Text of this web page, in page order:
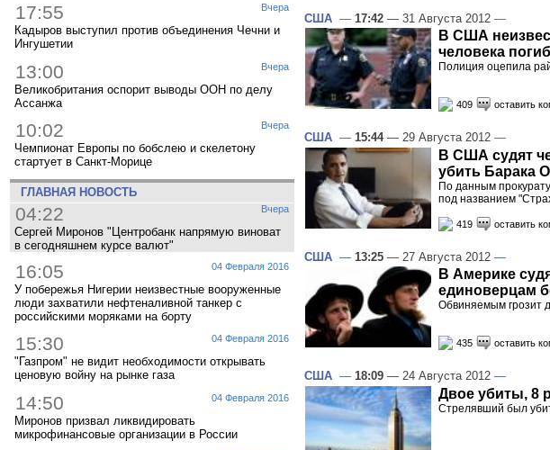
Вчера
17:55
Кадыров выступил против объединения Чечни и
Ингушетии
Вчера
13:00
Великобритания оспорит выводы ООН по делу
Ассанжа
Вчера
10:02
Чемпионат Европы по бобслею и скелетону
стартует в Санкт-Морице
ГЛАВНАЯ НОВОСТЬ
Вчера
04:22
Сергей Миронов "Центробанк напрямую виноват
в сегодняшнем курсе валют"
04 Февраля 2016
16:05
У побережья Нигерии неизвестные вооруженные
люди захватили нефтеналивной танкер с
российскими моряками на борту
04 Февраля 2016
15:30
"Газпром" не видит необходимости открывать
ценовую войну на рынке газа
04 Февраля 2016
14:50
Миронов призвал ликвидировать
микрофинансовые организации в России
США — 17:42 — 31 Августа 2012 —
В США
человека
Полиция оцепила
409 оставить
США — 15:44— 29 Августа 2012 —
В США судят
убить Барака
По данным
под названием
419 оставить
США — 13:25 — 27 Августа 2012 —
В Америке
единоверцам
Обвиняемым грозит
435 оставить
США — 18:09 — 24 Августа 2012 —
Двое убиты, 8
Стрелявший был